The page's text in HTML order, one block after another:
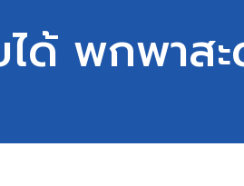
ด้ พกพาสะ